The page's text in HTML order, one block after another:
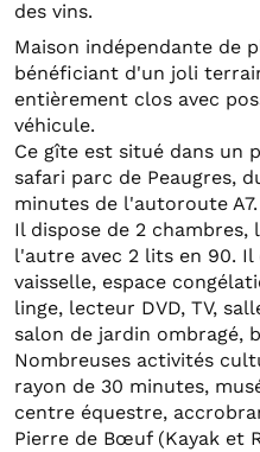
des vins.
Maison indépendante de
bénéficiant d'un joli
entièrement clos avec
véhicule.
Ce gîte est situé dans un
safari parc de Peaugres,
minutes de l'autoroute A7.
Il dispose de 2
l'autre avec 2 lits en 90.
vaisselle, espace
linge, lecteur DVD, TV,
salon de jardin ombragé,
Nombreuses activités
rayon de 30 minutes,
centre équestre,
Pierre de Bœuf (Kayak et